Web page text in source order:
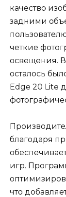
качество
задними
четкие
освещения.
осталось
Edge 20 Lite
благодаря
игр.
что